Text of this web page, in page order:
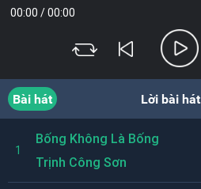
00:00 /00:00
Bài hát Lời bài hát
1
Bống Không Là Bống
Trịnh Công Sơn